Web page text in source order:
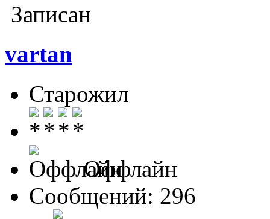
Записан
vartan
Старожил
Оффлайн
Сообщений: 296